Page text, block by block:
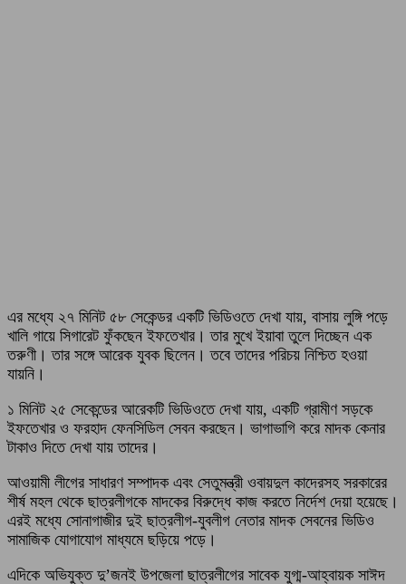
এর মধ্যে ২৭ মিনিট ৫৮ সেকেন্ডর একটি ভিডিওতে দেখা যায়, বাসায় লুঙ্গি পড়ে
খালি গায়ে সিগারেট ফুঁকছেন ইফতেখার। তার মুখে ইয়াবা তুলে দিচ্ছেন এক
তরুণী। তার সঙ্গে আরেক যুবক ছিলেন। তবে তাদের পরিচয় নিশ্চিত হওয়া
যায়নি।
১ মিনিট ২৫ সেকেন্ডের আরেকটি ভিডিওতে দেখা যায়, একটি গ্রামীণ সড়কে
ইফতেখার ও ফরহাদ ফেনসিডিল সেবন করছেন। ভাগাভাগি করে মাদক কেনার
টাকাও দিতে দেখা যায় তাদের।
আওয়ামী লীগের সাধারণ সম্পাদক এবং সেতুমন্ত্রী ওবায়দুল কাদেরসহ সরকারের
শীর্ষ মহল থেকে ছাত্রলীগকে মাদকের বিরুদ্ধে কাজ করতে নির্দেশ দেয়া হয়েছে।
এরই মধ্যে সোনাগাজীর দুই ছাত্রলীগ-যুবলীগ নেতার মাদক সেবনের ভিডিও
সামাজিক যোগাযোগ মাধ্যমে ছড়িয়ে পড়ে।
এদিকে অভিযুক্ত দু’জনই উপজেলা ছাত্রলীগের সাবেক যুগ্ম-আহ্বায়ক সাঈদ